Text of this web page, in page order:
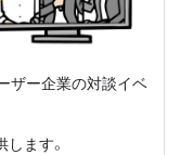
ザー企業の対談イベ
ます。